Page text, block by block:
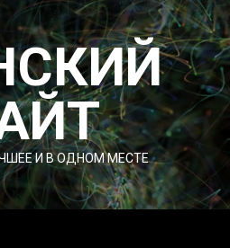
И В ОДНОМ МЕСТЕ